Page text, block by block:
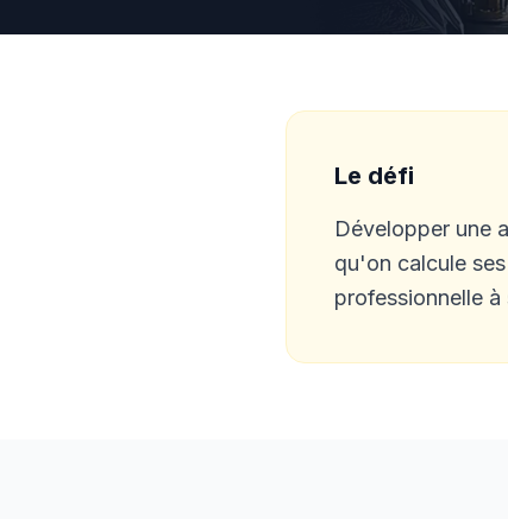
Le défi
Développer une
qu'on calcule
professionnelle à